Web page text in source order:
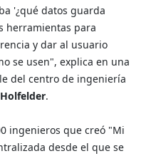
'¿qué datos guarda
herramientas para
y dar al usuario
se usen", explica en una
del centro de ingeniería
.
ingenieros que creó "Mi
desde el que se